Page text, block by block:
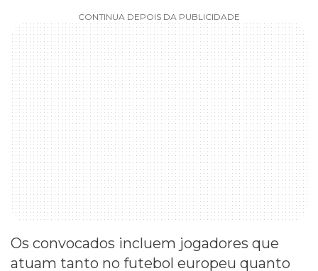
CONTINUA DEPOIS DA PUBLICIDADE
Os convocados incluem jogadores que
atuam tanto no futebol europeu quanto